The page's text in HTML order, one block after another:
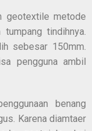
geotextile metode
tindihnya.
sebesar 150mm.
pengguna ambil
benang
Karena diamtaer